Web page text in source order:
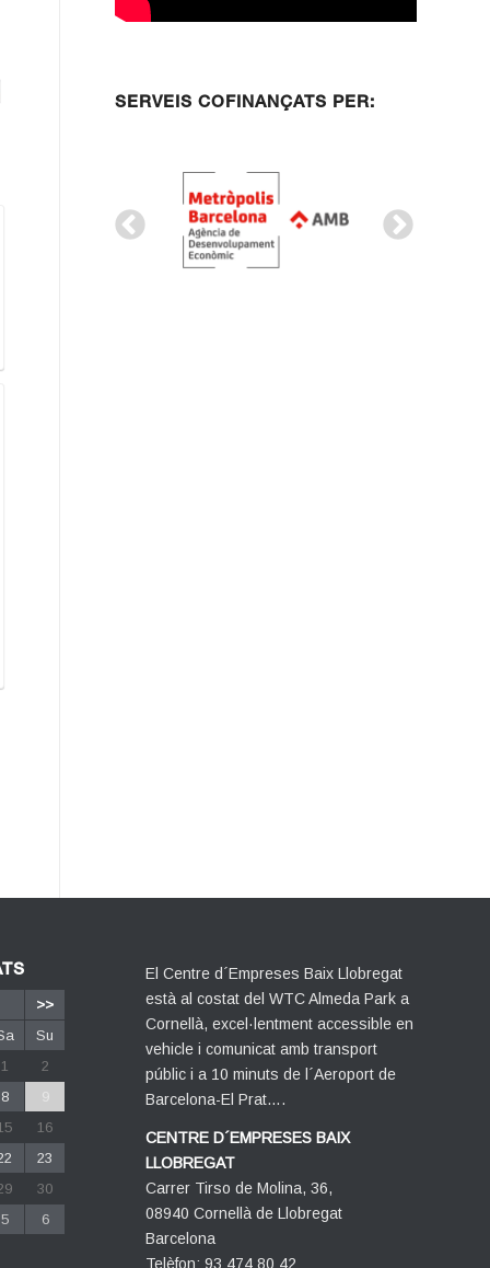
SERVEIS COFINANÇATS PER:
>>
Su
1
2
8
9
16
23
30
5
6
El Centre d´Empreses Baix Llobregat
està al costat del WTC Almeda Park a
Cornellà, excel·lentment accessible en
vehicle i comunicat amb transport
públic i a 10 minuts de l´Aeroport de
Barcelona-El Prat….
CENTRE D´EMPRESES BAIX
LLOBREGAT
Carrer Tirso de Molina, 36,
08940 Cornellà de Llobregat
Barcelona
Telèfon: 93 474 80 42